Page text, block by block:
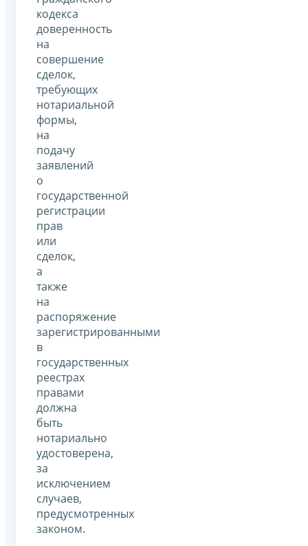
кодекса
доверенность
на
совершение
сделок,
требующих
нотариальной
формы,
на
подачу
заявлений
о
государственной
регистрации
прав
или
сделок,
а
также
на
распоряжение
зарегистрированными
в
государственных
реестрах
правами
должна
быть
нотариально
удостоверена,
за
исключением
случаев,
предусмотренных
законом.